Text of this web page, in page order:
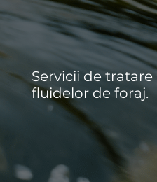
Servicii de
fluidelor de foraj.